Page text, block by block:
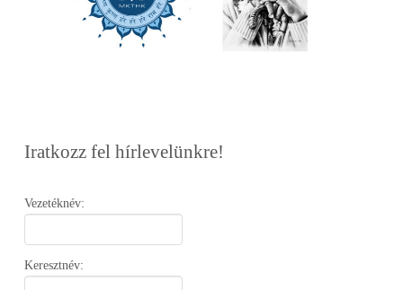
Iratkozz fel hírlevelünkre!
Vezetéknév:
Keresztnév: